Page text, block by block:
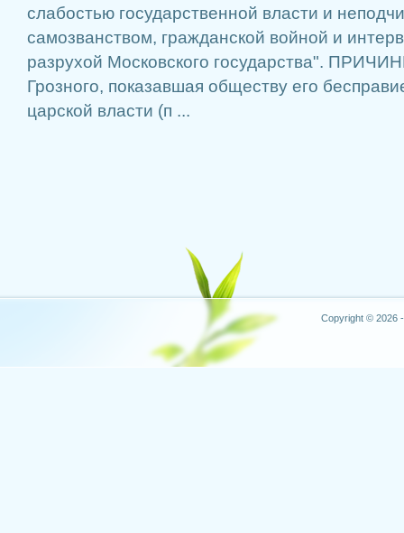
слабостью государственной власти и
самозванством, гражданской войной и
разрухой Московского государства".
Грозного, показавшая обществу его
царской власти (п ...
Copyright © 2026